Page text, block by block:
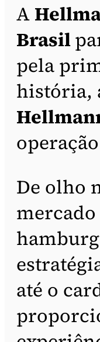
A
Brasil
pela
história,
De olho
até o